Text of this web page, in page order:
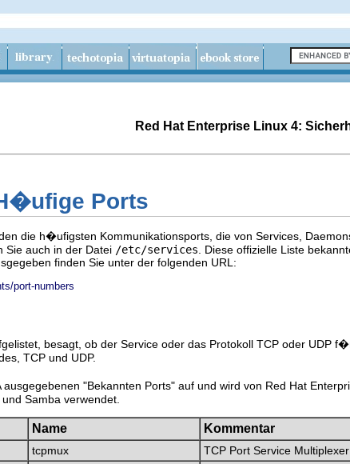
Red Hat Enterprise Linux 4:
Ports
die h�ufigsten Kommunikationsports, die von Services,
Sie auch in der Datei /etc/services . Diese offizielle Liste
finden Sie unter der folgenden URL:
port-numbers
besagt, ob der Service oder das Protokoll TCP oder UDP
TCP und UDP.
ausgegebenen "Bekannten Ports" auf und wird von Red Hat
Samba verwendet.
Name Kommentar
tcpmux
TCP Port Service Multiplexer